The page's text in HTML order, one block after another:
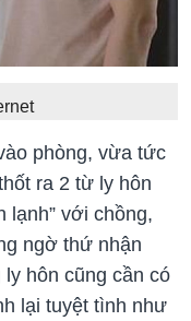
phòng, vừa tức
ra 2 từ ly hôn
lạnh” với chồng,
ngờ thứ nhận
hôn cũng cần có
lại tuyệt tình như